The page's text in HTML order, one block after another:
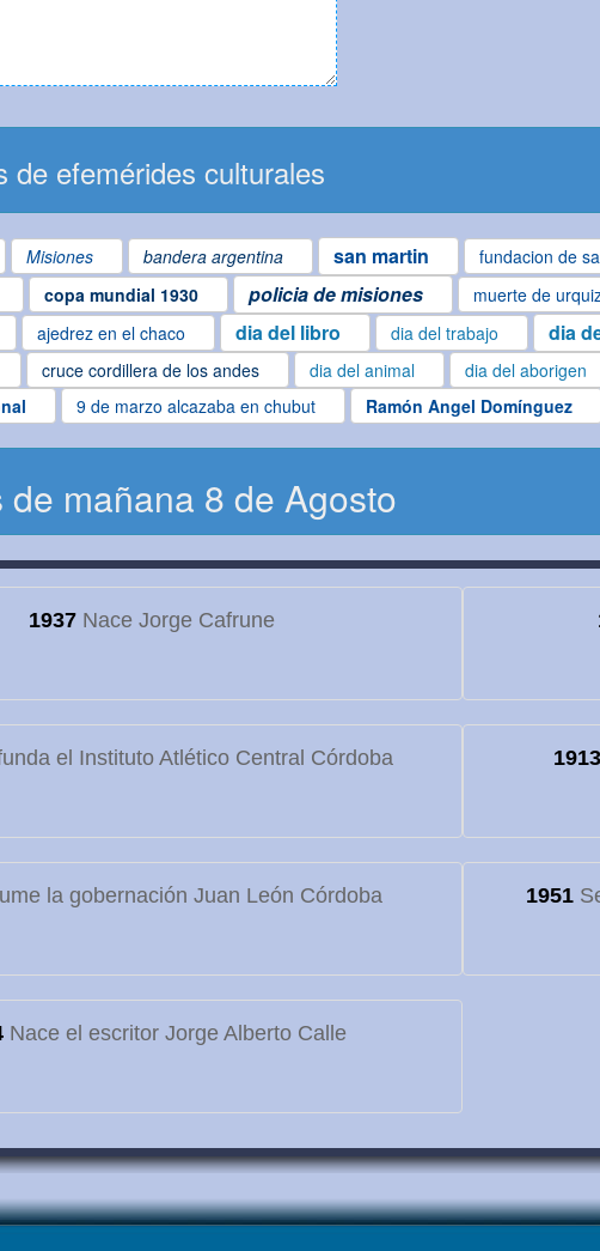
de efemérides culturales
Misiones bandera argentina san martin fundacion de
copa mundial 1930 policia de misiones muerte de
ajedrez en el chaco dia del libro dia del trabajo dia
cruce cordillera de los andes dia del animal dia del aborigen
9 de marzo alcazaba en chubut Ramón Angel Domínguez
de mañana 8 de Agosto
1937Nace Jorge Cafrune
el Instituto Atlético Central Córdoba 1913
la gobernación Juan León Córdoba 1951
Nace el escritor Jorge Alberto Calle